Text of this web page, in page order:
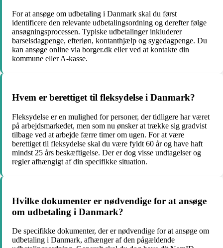
For at ansøge om udbetaling i Danmark skal du først
identificere den relevante udbetalingsordning og derefter følge
ansøgningsprocessen. Typiske udbetalinger inkluderer
barselsdagpenge, efterløn, kontanthjælp og sygedagpenge. Du
kan ansøge online via borger.dk eller ved at kontakte din
kommune eller A-kasse.
Hvem er berettiget til fleksydelse i Danmark?
Fleksydelse er en mulighed for personer, der tidligere har været
på arbejdsmarkedet, men som nu ønsker at trække sig gradvist
tilbage ved at arbejde færre timer om ugen. For at være
berettiget til fleksydelse skal du være fyldt 60 år og have haft
mindst 25 års beskæftigelse. Der er dog visse undtagelser og
regler afhængigt af din specifikke situation.
Hvilke dokumenter er nødvendige for at ansøge
om udbetaling i Danmark?
De specifikke dokumenter, der er nødvendige for at ansøge om
udbetaling i Danmark, afhænger af den pågældende